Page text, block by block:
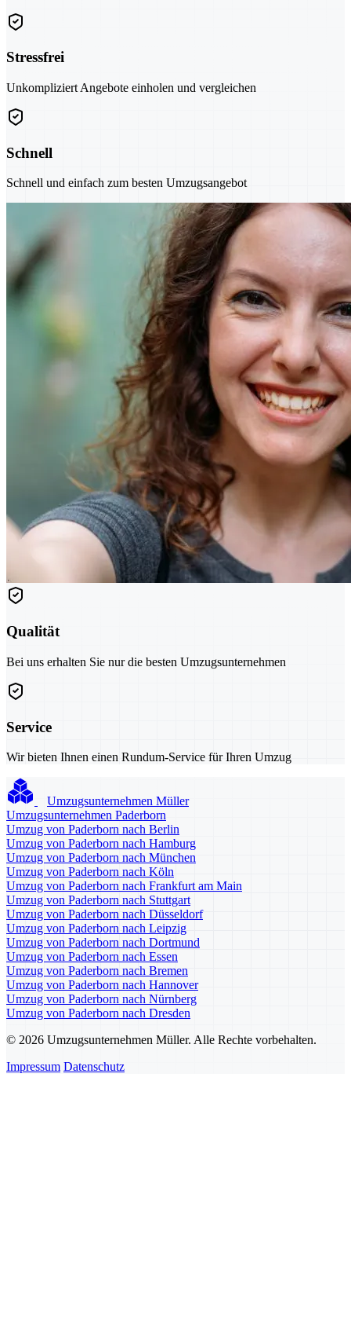
Stressfrei
Unkompliziert Angebote einholen und vergleichen
Schnell
Schnell und einfach zum besten Umzugsangebot
Qualität
Bei uns erhalten Sie nur die besten Umzugsunternehmen
Service
Wir bieten Ihnen einen Rundum-Service für Ihren Umzug
Umzugsunternehmen Müller
Umzugsunternehmen Paderborn
Umzug von Paderborn nach Berlin
Umzug von Paderborn nach Hamburg
Umzug von Paderborn nach München
Umzug von Paderborn nach Köln
Umzug von Paderborn nach Frankfurt am Main
Umzug von Paderborn nach Stuttgart
Umzug von Paderborn nach Düsseldorf
Umzug von Paderborn nach Leipzig
Umzug von Paderborn nach Dortmund
Umzug von Paderborn nach Essen
Umzug von Paderborn nach Bremen
Umzug von Paderborn nach Hannover
Umzug von Paderborn nach Nürnberg
Umzug von Paderborn nach Dresden
© 2026 Umzugsunternehmen Müller. Alle Rechte vorbehalten.
Impressum Datenschutz